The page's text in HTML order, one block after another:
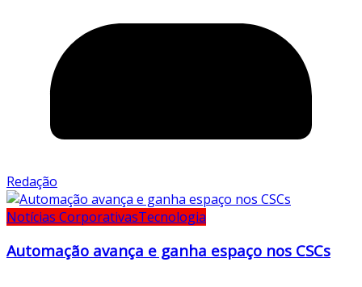
Redação
Notícias CorporativasTecnologia
Automação avança e ganha espaço nos CSCs